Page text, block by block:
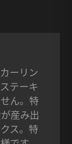
ーリン
テーキ
ん。特
産み出
ス。特